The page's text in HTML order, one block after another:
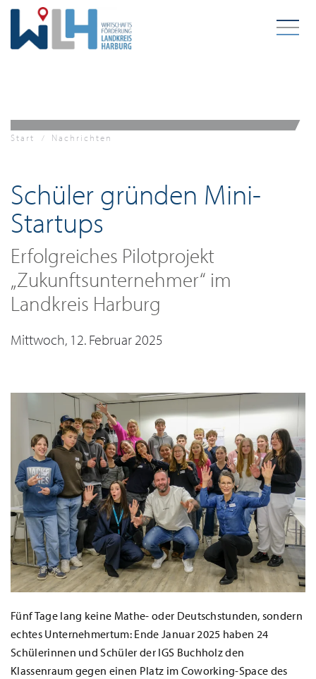
Zum Hauptinhalt springen
Start Nachrichten
Schüler gründen Mini-
Startups
Erfolgreiches Pilotprojekt
„Zukunftsunternehmer“ im
Landkreis Harburg
Mittwoch, 12. Februar 2025
Fünf Tage lang keine Mathe- oder Deutschstunden, sondern
echtes Unternehmertum: Ende Januar 2025 haben 24
Schülerinnen und Schüler der IGS Buchholz den
Klassenraum gegen einen Platz im Coworking-Space des